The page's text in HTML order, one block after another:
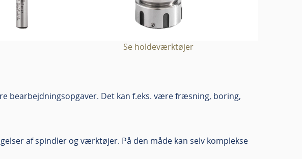
Se holdeværktøjer
bearbejdningsopgaver. Det kan f.eks. være fræsning, boring,
af spindler og værktøjer. På den måde kan selv komplekse